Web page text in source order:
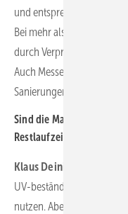
und entsprechen der
Bei mehr als 1,5 Millimeter
durch Verpressung
Auch Messen kostet
Sanierungen.
Sind die Maßnahmen nur
Restlaufzeiten
Klaus Deininger:
UV-beständige
nutzen. Aber es gibt